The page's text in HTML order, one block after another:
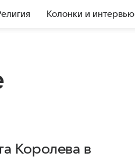
Колонки и интервью
Королева в